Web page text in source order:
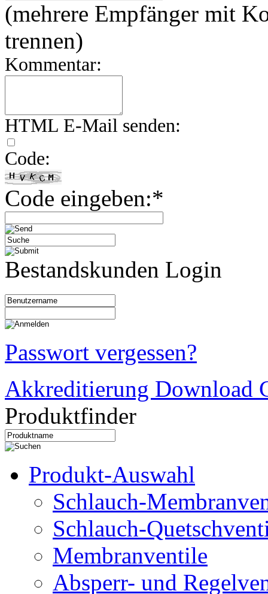
(mehrere Empfänger mit
trennen)
Kommentar:
HTML E-Mail senden:
Code:
Code eingeben:*
Bestandskunden Login
Passwort vergessen?
Akkreditierung Download
Produktfinder
Produkt-Auswahl
Schlauch-
Schlauch-
Membranventile
Absperr- und